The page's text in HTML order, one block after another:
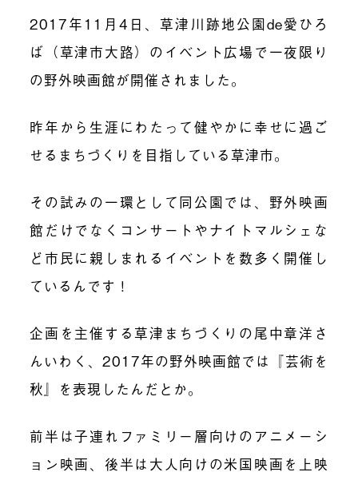
2017年 11 月4 日、草津川跡地公園de愛ひろ
ば（草津市大路）のイベント広場で一夜限り
の野外映画館が開催されました。
昨年から生涯にわたって健やかに幸せに過ご
せるまちづくりを目指している草津市。
その試みの一環として同公園では、野外映画
館だけでなくコンサートやナイトマルシェな
ど市民に親しまれるイベントを数多く開催し
ているんです！
企画を主催する草津まちづくりの尾中章洋さ
んいわく、 2017年の野外映画館では『芸術を
秋』を表現したんだとか。
前半は子連れファミリー層向けのアニメーシ
ョン映画、後半は大人向けの米国映画を上映